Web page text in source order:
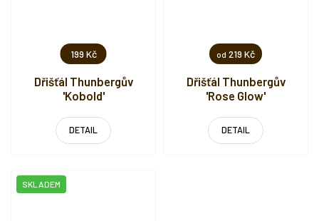
199 Kč
Dřišťál Thunbergův
'Kobold'
DETAIL
od 219 Kč
Dřišťál Thunbergův
'Rose Glow'
DETAIL
SKLADEM